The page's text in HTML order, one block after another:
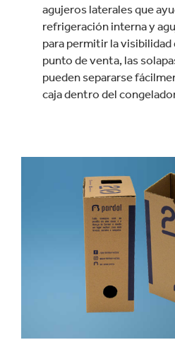
agujeros laterales que
refrigeración interna y
para permitir la visibilidad
punto de venta, las
pueden separarse
caja dentro del